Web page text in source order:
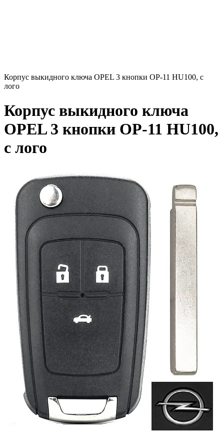
Корпус выкидного ключа OPEL 3 кнопки OP-11 HU100, с
лого
Корпус выкидного ключа
OPEL 3 кнопки OP-11 HU100,
с лого